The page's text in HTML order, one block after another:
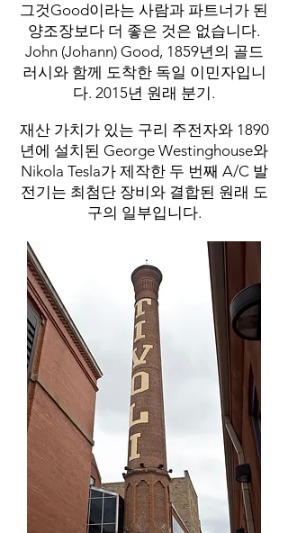
그것Good이라는 사람과 파트너가 된
양조장보다 더 좋은 것은 없습니다.
John (Johann) Good, 1859년의 골드
러시와 함께 도착한 독일 이민자입니
다. 2015년 원래 분기.
재산 가치가 있는 구리 주전자와 1890
년에 설치된 George Westinghouse와
Nikola Tesla가 제작한 두 번째 A/C 발
전기는 최첨단 장비와 결합된 원래 도
구의 일부입니다.